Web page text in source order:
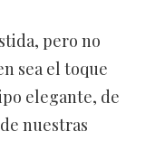
pero no
sea el toque
elegante, de
nuestras